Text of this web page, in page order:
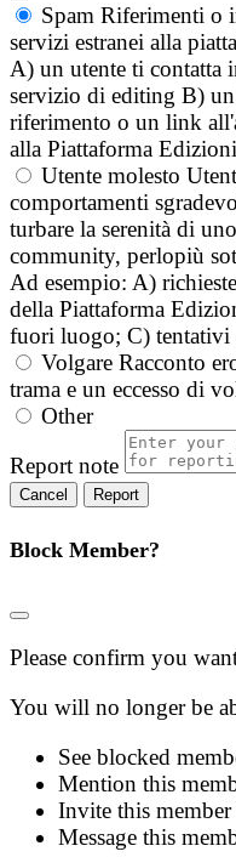
Spam Riferimenti o
servizi estranei alla
A) un utente ti contatta
servizio di editing B)
riferimento o un link
alla Piattaforma
Utente molesto
comportamenti
turbare la serenità di
community, perlopiù
Ad esempio: A)
della Piattaforma
fuori luogo; C) tentativi
Volgare Racconto
trama e un eccesso di
Other
Report note
Report
Block Member?
Please confirm you
You will no longer be
See blocked
Mention this
Invite this
Message this